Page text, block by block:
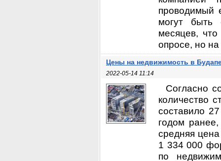
проводимый
могут быть
месяцев,
опросе, но
Цены на недвижимость в
2022-05-14 11:14
Согласно
количество
составило
годом
средняя
1 334 000
по